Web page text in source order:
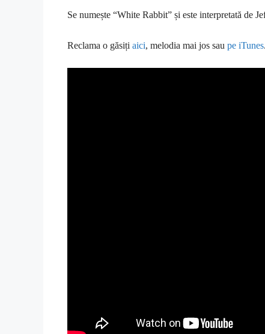
Se numește “White Rabbit” și este interpretată de
Reclama o găsiți aici, melodia mai jos sau pe iTunes.